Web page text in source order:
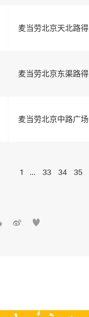
麦当劳北京天北路
麦当劳北京东渠路
麦当劳北京中路广
1 ... 33 34 35
 